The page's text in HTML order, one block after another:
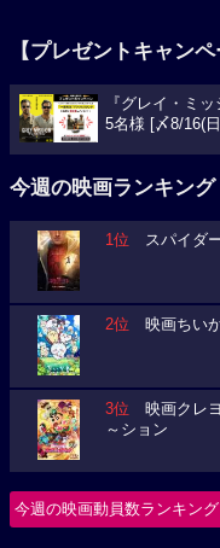
【プレゼントキャンペ
『グレイ・ミ
5名様 [〆8/16(日
今週の映画ランキング
1位 スパイダ
2位 映画ちい
3位 映画クレ
～ション
今週の映画動員数ランキング